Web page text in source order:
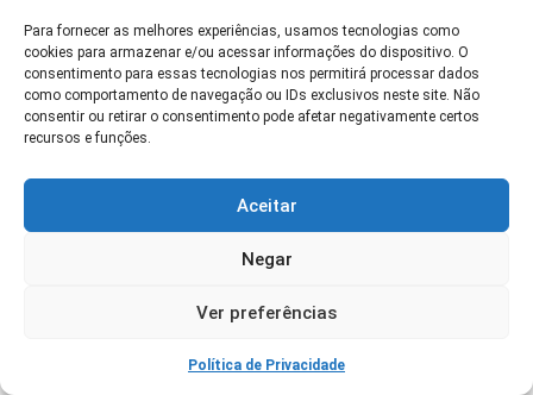
Para fornecer as melhores experiências, usamos tecnologias como
cookies para armazenar e/ou acessar informações do dispositivo. O
consentimento para essas tecnologias nos permitirá processar dados
como comportamento de navegação ou IDs exclusivos neste site. Não
consentir ou retirar o consentimento pode afetar negativamente certos
recursos e funções.
Aceitar
Negar
Ver preferências
Política de Privacidade
na compra de ativos, como tratores e máquinas,
que ficam imobilizados e depreciam com o
tempo. OPEX (operational expenditure) é o
custo operacional contínuo, como o pagamento
por serviços de tecnologia agrícola por
assinatura ou aluguel, que é mais flexível e
adaptado a cenários de margens apertadas.
Cooperativas Podem Contratar Farm-as-a-
entrada para o FaaS, pois permitem diluir os